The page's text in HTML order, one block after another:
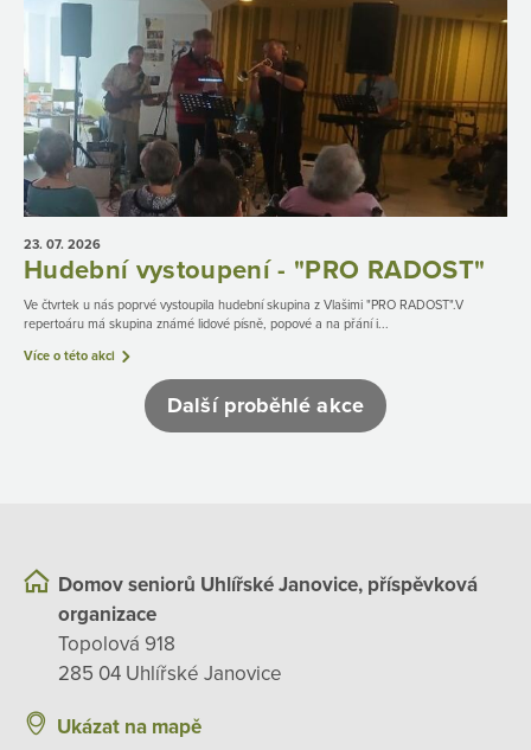
23. 07. 2026
Hudební vystoupení - "PRO RADOST"
Ve čtvrtek u nás poprvé vystoupila hudební skupina z Vlašimi "PRO RADOST".V
repertoáru má skupina známé lidové písně, popové a na přání i...
Více o této akci
Další proběhlé akce
Domov seniorů Uhlířské Janovice, příspěvková
organizace
Topolová 918
285 04 Uhlířské Janovice
Ukázat na mapě